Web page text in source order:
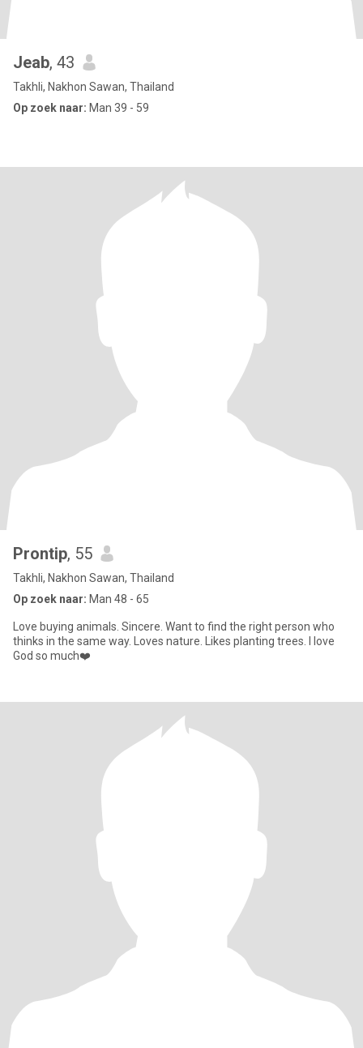
Jeab, 43
Takhli, Nakhon Sawan, Thailand
Op zoek naar: Man 39 - 59
Prontip, 55
Takhli, Nakhon Sawan, Thailand
Op zoek naar: Man 48 - 65
Love buying animals. Sincere. Want to find the right person who
thinks in the same way. Loves nature. Likes planting trees. I love
God so much❤️